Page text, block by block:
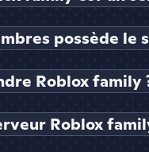
possède le
Roblox family
Roblox